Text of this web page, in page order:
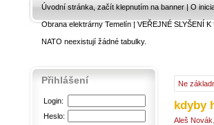
Úvodní stránka, začít klepnutím na banner | O
Obrana elektrárny Temelín|VEŘEJNÉ SLYŠENÍ
NATO neexistují žádné tabulky.
Ne
kdyby
Aleš Novák
Přihlášení
Login:
Heslo: